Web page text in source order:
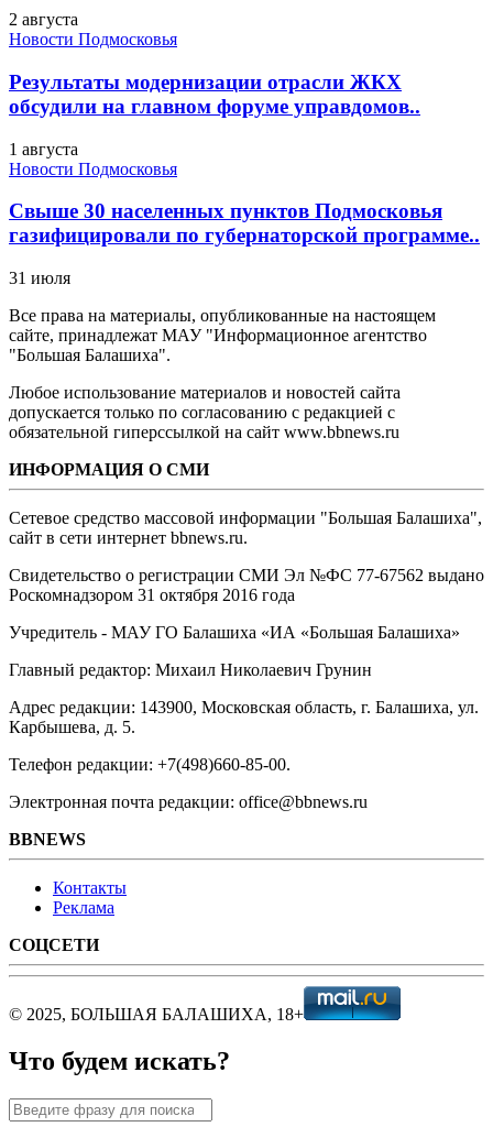
2 августа
Новости Подмосковья
Результаты модернизации отрасли ЖКХ
обсудили на главном форуме управдомов..
1 августа
Новости Подмосковья
Свыше 30 населенных пунктов Подмосковья
газифицировали по губернаторской программе..
31 июля
Все права на материалы, опубликованные на настоящем
сайте, принадлежат МАУ "Информационное агентство
"Большая Балашиха".
Любое использование материалов и новостей сайта
допускается только по согласованию с редакцией с
обязательной гиперссылкой на сайт www.bbnews.ru
ИНФОРМАЦИЯ О СМИ
Сетевое средство массовой информации "Большая Балашиха",
сайт в сети интернет bbnews.ru.
Свидетельство о регистрации СМИ Эл №ФС ‎77-67562 выдано
Роскомнадзором 31 октября 2016 года
Учредитель - МАУ ГО Балашиха «ИА «Большая Балашиха»
Главный редактор: Михаил Николаевич Грунин
Адрес редакции: 143900, Московская область, г. Балашиха, ул.
Карбышева, д. 5.
Телефон редакции: +7(498)660-85-00.
Электронная почта редакции: office@bbnews.ru
BBNEWS
Контакты
Реклама
СОЦСЕТИ
© 2025, БОЛЬШАЯ БАЛАШИХА, 18+
Что будем искать?